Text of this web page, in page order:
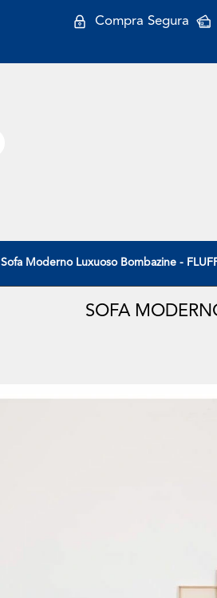
Compra Segura
Sofa Moderno Luxuoso Bombazine -
SOFA